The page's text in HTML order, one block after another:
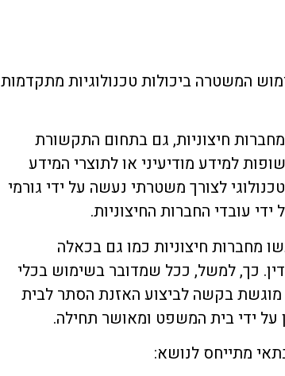
המשטרה ביכולות טכנולוגיות מתקדמות
חיצוניות, גם בתחום התקשורת
למידע מודיעיני או לתוצרי המידע
לצורך משטרתי נעשה על ידי גורמי
עובדי החברות החיצוניות.
מחברות חיצוניות כמו גם בכאלה
כך, למשל, ככל שמדובר בשימוש בכלי
מוגשת בקשה לביצוע האזנת הסתר לבית
ידי בית המשפט ומאושר תחילה.
מתייחס לנושא: